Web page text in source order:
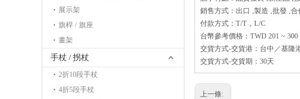
展示架
旗桿 / 旗座
畫架
手杖 / 拐杖
2折10段手杖
4折5段手杖
銷售方式：出口 ,製造 ,批發 ,合
付款方式：T/T，L/C
台幣參考價格：TWD 201 ~ 300
交貨方式-交貨港：台中／基隆
交貨方式-交貨期：30天
上一條: